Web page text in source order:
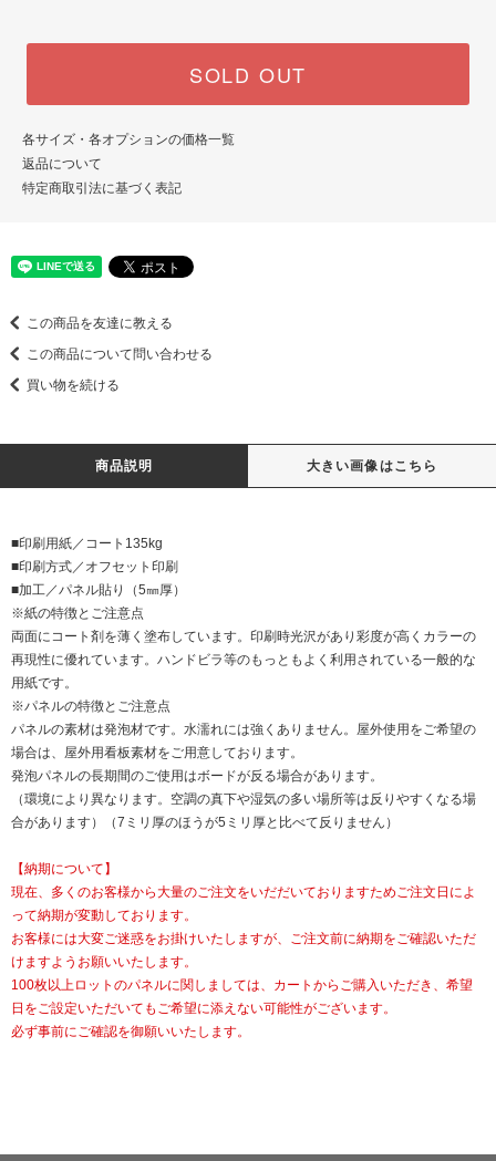
SOLD OUT
各サイズ・各オプションの価格一覧
返品について
特定商取引法に基づく表記
この商品を友達に教える
この商品について問い合わせる
買い物を続ける
商品説明 大きい画像はこちら
■印刷用紙／コート135kg
■印刷方式／オフセット印刷
■加工／パネル貼り（5㎜厚）
※紙の特徴とご注意点
両面にコート剤を薄く塗布しています。印刷時光沢があり彩度が高くカラーの
再現性に優れています。ハンドビラ等のもっともよく利用されている一般的な
用紙です。
※パネルの特徴とご注意点
パネルの素材は発泡材です。水濡れには強くありません。屋外使用をご希望の
場合は、屋外用看板素材をご用意しております。
発泡パネルの長期間のご使用はボードが反る場合があります。
（環境により異なります。空調の真下や湿気の多い場所等は反りやすくなる場
合があります）（7ミリ厚のほうが5ミリ厚と比べて反りません）
【納期について】
現在、多くのお客様から大量のご注文をいだだいておりますためご注文日によ
って納期が変動しております。
お客様には大変ご迷惑をお掛けいたしますが、ご注文前に納期をご確認いただ
けますようお願いいたします。
100枚以上ロットのパネルに関しましては、カートからご購入いただき、希望
日をご設定いただいてもご希望に添えない可能性がございます。
必ず事前にご確認を御願いいたします。